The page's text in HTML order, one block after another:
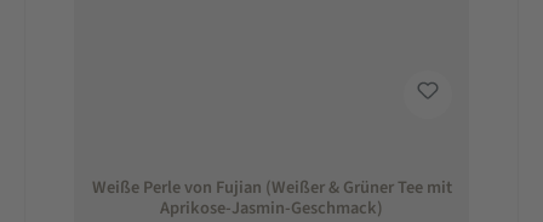
Weiße Perle von Fujian (Weißer & Grüner Tee mit
Aprikose-Jasmin-Geschmack)